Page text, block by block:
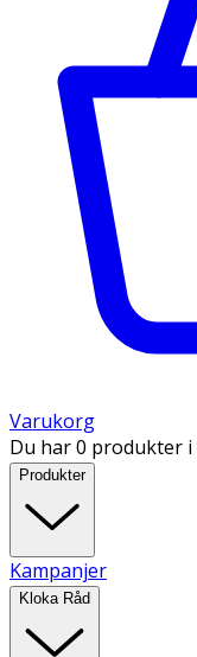
Varukorg
Du har 0 produkter
Produkter
Kampanjer
Kloka Råd